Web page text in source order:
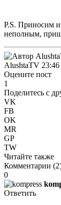
P.S. Приносим
неполным,
AlushtaTV
Оцените пост
1
Поделитесь с
VK
FB
OK
MR
GP
TW
Читайте также
Комментарии (2
0
Ответить